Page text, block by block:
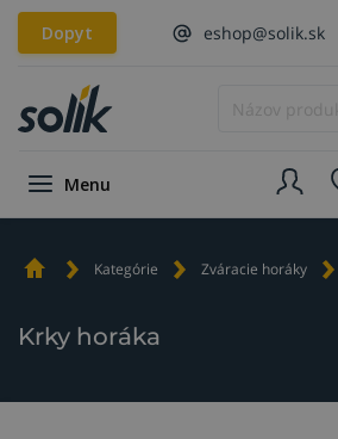
Dopyt eshop@solik.sk
Menu
Kategórie Zváracie horáky
Krky horáka